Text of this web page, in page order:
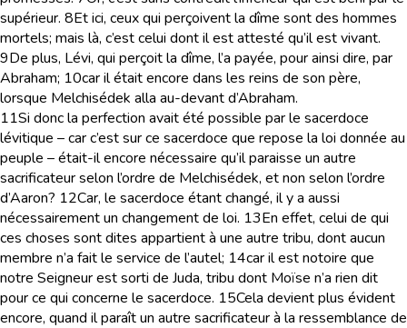
supérieur. 8Et ici, ceux qui perçoivent la dîme sont des hommes
mortels; mais là, c’est celui dont il est attesté qu’il est vivant.
9De plus, Lévi, qui perçoit la dîme, l’a payée, pour ainsi dire, par
Abraham; 10car il était encore dans les reins de son père,
lorsque Melchisédek alla au-devant d’Abraham.
11Si donc la perfection avait été possible par le sacerdoce
lévitique – car c’est sur ce sacerdoce que repose la loi donnée au
peuple – était-il encore nécessaire qu’il paraisse un autre
sacrificateur selon l’ordre de Melchisédek, et non selon l’ordre
d’Aaron? 12Car, le sacerdoce étant changé, il y a aussi
nécessairement un changement de loi. 13En effet, celui de qui
ces choses sont dites appartient à une autre tribu, dont aucun
membre n’a fait le service de l’autel; 14car il est notoire que
notre Seigneur est sorti de Juda, tribu dont Moïse n’a rien dit
pour ce qui concerne le sacerdoce. 15Cela devient plus évident
encore, quand il paraît un autre sacrificateur à la ressemblance de